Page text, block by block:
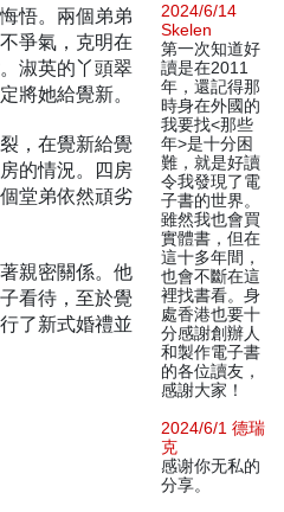
悟。兩個弟弟
爭氣，克明在
淑英的丫頭翠
將她給覺新。
，在覺新給覺
的情況。四房
堂弟依然頑劣
親密關係。他
看待，至於覺
了新式婚禮並
2024/6/14
Skelen
第一次知道好
讀是在2011
年，還記得那
時身在外國的
我要找<那些
年>是十分困
難，就是好讀
令我發現了電
子書的世界。
雖然我也會買
實體書，但在
這十多年間，
也會不斷在這
裡找書看。身
處香港也要十
分感謝創辦人
和製作電子書
的各位讀友，
感謝大家！
2024/6/1 德瑞
克
感谢你无私的
分享。